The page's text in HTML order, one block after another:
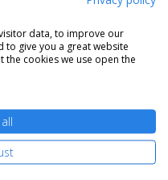
tesz
csomag (2db
data, to improve our
to give you a great website
cookies we use open the